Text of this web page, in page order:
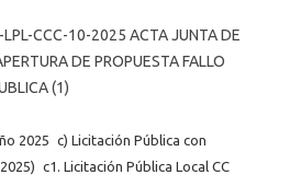
CCC-10-2025 ACTA JUNTA DE
DE PROPUESTA FALLO
(1)
2025 c) Licitación Pública con
c1. Licitación Pública Local CC